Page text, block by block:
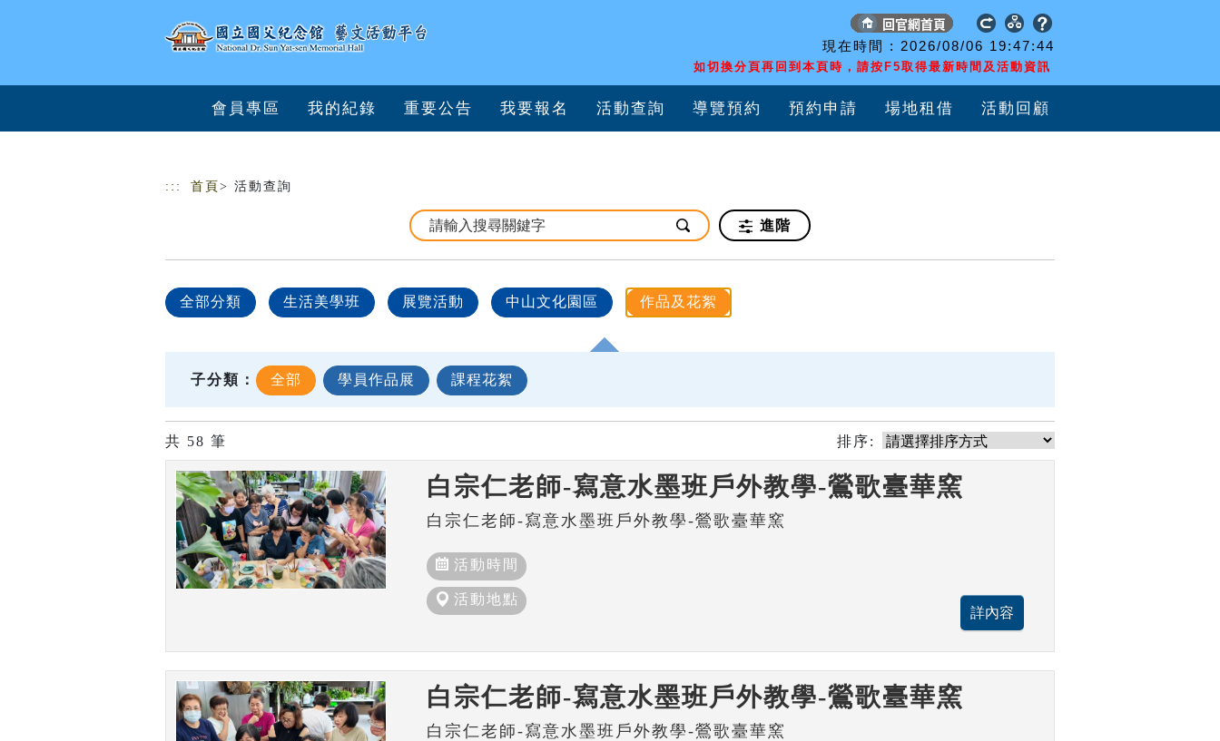
現在時間 : 2026/08/06 19:47:44
如切換分頁再回到本頁時，請按F5取得最新時間及活動資訊
會員專區 我的紀錄 重要公告 我要報名 活動查詢 導覽預約 預約申請 場地租借 活動回顧
::: 首頁 > 活動查詢
進階
全部分類 生活美學班 展覽活動 中山文化園區 作品及花絮
子分類： 全部 學員作品展 課程花絮
共 58 筆 排序:
白宗仁老師-寫意水墨班戶外教學-鶯歌臺華窯
白宗仁老師-寫意水墨班戶外教學-鶯歌臺華窯
活動時間
活動地點
白宗仁老師-寫意水墨班戶外教學-鶯歌臺華窯
白宗仁老師-寫意水墨班戶外教學-鶯歌臺華窯